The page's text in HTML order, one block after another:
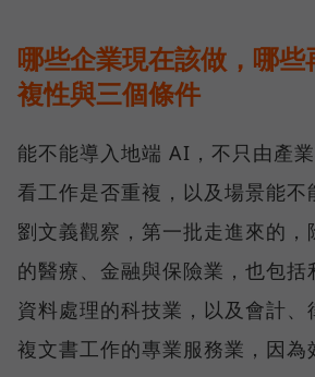
哪些企業現在該做，哪
複性與三個條件
能不能導入地端 AI，不只由產
看工作是否重複，以及場景能不
劉文義觀察，第一批走進來的，
的醫療、金融與保險業，也包
資料處理的科技業，以及會計、
複文書工作的專業服務業，因為